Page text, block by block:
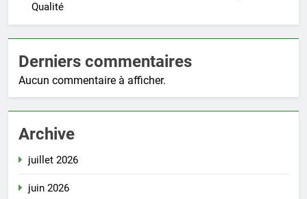
Qualité
Derniers commentaires
Aucun commentaire à afficher.
Archive
juillet 2026
juin 2026